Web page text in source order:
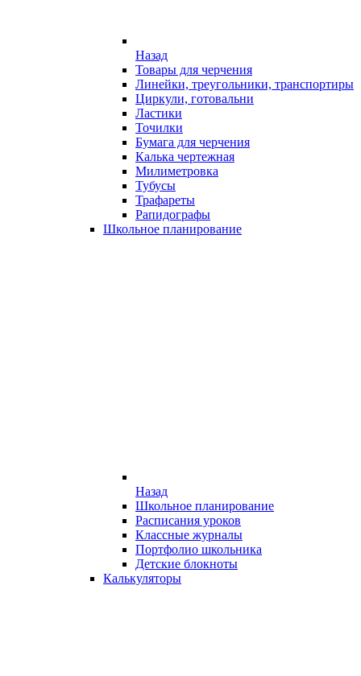
Назад
Товары для черчения
Линейки, треугольники, транспортиры
Циркули, готовальни
Ластики
Точилки
Бумага для черчения
Калька чертежная
Милиметровка
Тубусы
Трафареты
Рапидографы
Школьное планирование
Назад
Школьное планирование
Расписания уроков
Классные журналы
Портфолио школьника
Детские блокноты
Калькуляторы